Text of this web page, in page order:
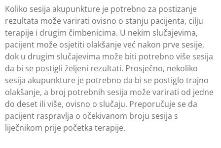
Koliko sesija akupunkture je potrebno za postizanje
rezultata može varirati ovisno o stanju pacijenta, cilju
terapije i drugim čimbenicima. U nekim slučajevima,
pacijent može osjetiti olakšanje već nakon prve sesije,
dok u drugim slučajevima može biti potrebno više sesija
da bi se postigli željeni rezultati. Prosječno, nekoliko
sesija akupunkture je potrebno da bi se postiglo trajno
olakšanje, a broj potrebnih sesija može varirati od jedne
do deset ili više, ovisno o slučaju. Preporučuje se da
pacijent raspravlja o očekivanom broju sesija s
liječnikom prije početka terapije.